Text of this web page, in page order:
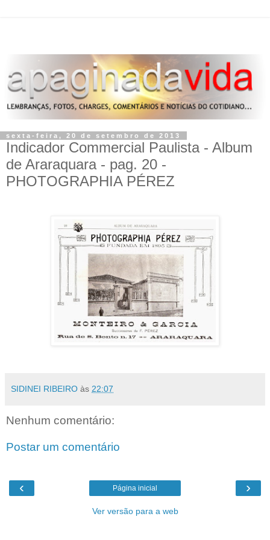
sexta-feira, 20 de setembro de 2013
Indicador Commercial Paulista - Album
de Araraquara - pag. 20 -
PHOTOGRAPHIA PÉREZ
SIDINEI RIBEIRO às 22:07
Nenhum comentário:
Postar um comentário
‹ ›
Página inicial
Ver versão para a web